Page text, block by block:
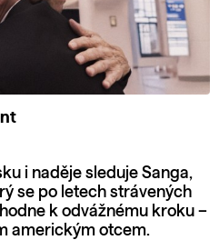
i naděje sleduje Sanga,
se po letech strávených
k odvážnému kroku –
americkým otcem.